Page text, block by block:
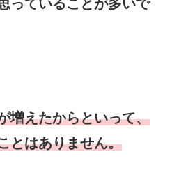
っていることが多いで
増えたからといって、
とはありません。